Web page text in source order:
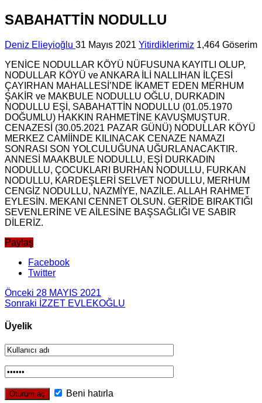
SABAHATTİN NODULLU
Deniz Elieyioğlu 31 Mayıs 2021 Yitirdiklerimiz 1,464 Göserim
YENİCE NODULLAR KÖYÜ NÜFUSUNA KAYITLI OLUP,
NODULLAR KÖYÜ ve ANKARA İLİ NALLIHAN İLÇESİ
ÇAYIRHAN MAHALLESİ’NDE İKAMET EDEN MERHUM
ŞAKİR ve MAKBULE NODULLU OĞLU, DURKADIN
NODULLU EŞİ, SABAHATTİN NODULLU (01.05.1970
DOĞUMLU) HAKKIN RAHMETİNE KAVUŞMUŞTUR.
CENAZESİ (30.05.2021 PAZAR GÜNÜ) NODULLAR KÖYÜ
MERKEZ CAMİİNDE KILINACAK CENAZE NAMAZI
SONRASI SON YOLCULUĞUNA UĞURLANACAKTIR.
ANNESİ MAAKBULE NODULLU, EŞİ DURKADIN
NODULLU, ÇOCUKLARI BURHAN NODULLU, FURKAN
NODULLU, KARDEŞLERİ SELVET NODULLU, MERHUM
CENGİZ NODULLU, NAZMİYE, NAZİLE. ALLAH RAHMET
EYLESİN. MEKANI CENNET OLSUN. GERİDE BIRAKTIĞI
SEVENLERİNE VE AİLESİNE BAŞSAĞLIĞI VE SABIR
DİLERİZ.
Paylaş
Facebook
Twitter
Önceki 28 MAYIS 2021
Sonraki İZZET EVLEKOĞLU
Üyelik
Beni hatırla